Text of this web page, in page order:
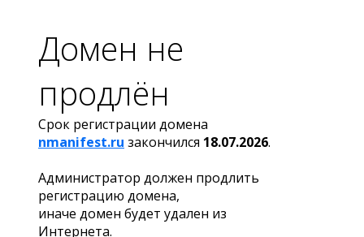
Домен не
продлён
Срок регистрации домена
nmanifest.ru закончился 18.07.2026.
Администратор должен продлить
регистрацию домена,
иначе домен будет удален из
Интернета.